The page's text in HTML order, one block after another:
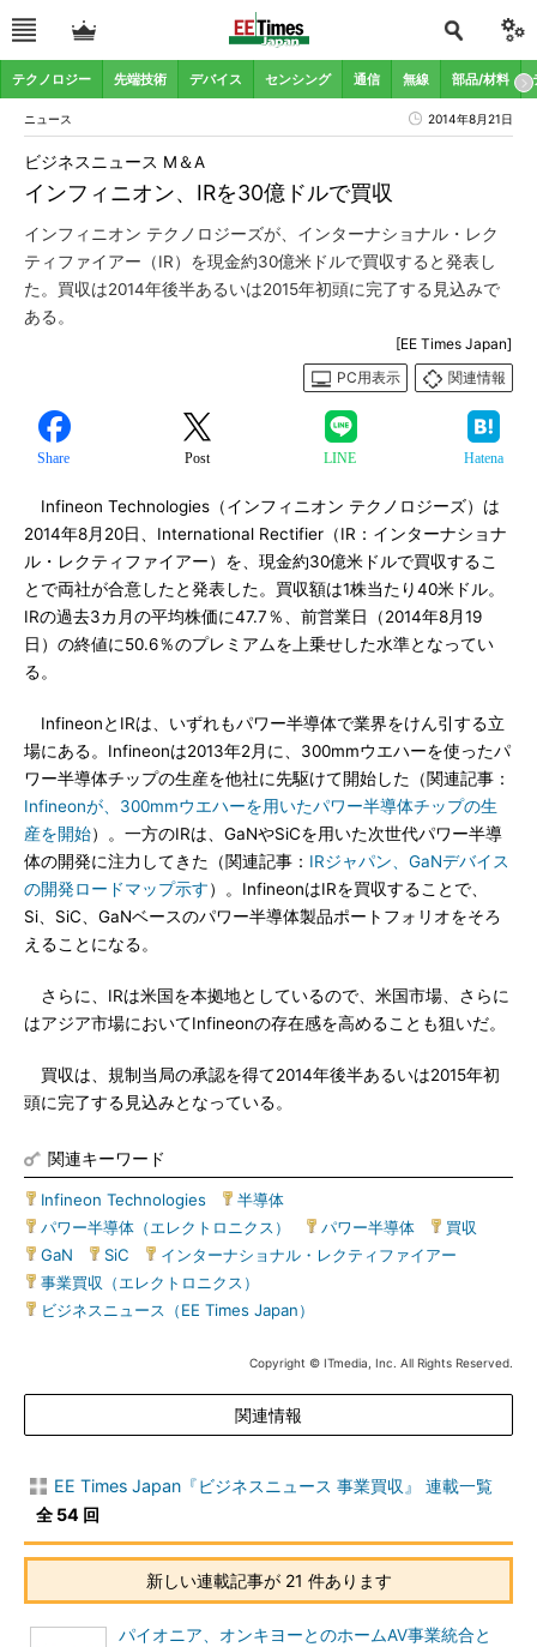
テクノロジー 先端技術 デバイス センシング 通信 無線 部品/材料
ニュース 2014年8月21日
インフィニオン、IRを30億ドルで買収
ビジネスニュース M＆A
インフィニオン テクノロジーズが、インターナショナル・レク
ティファイアー（IR）を現金約30億米ドルで買収すると発表し
た。買収は2014年後半あるいは2015年初頭に完了する見込みで
ある。
[EE Times Japan]
PC用表示
関連情報
Share Post LINE Hatena
Infineon Technologies（インフィニオン テクノロジーズ）は
2014年8月20日、International Rectifier（IR：インターナショナ
ル・レクティファイアー）を、現金約30億米ドルで買収するこ
とで両社が合意したと発表した。買収額は1株当たり40米ドル。
IRの過去3カ月の平均株価に47.7％、前営業日（2014年8月19
日）の終値に50.6％のプレミアムを上乗せした水準となってい
る。
InfineonとIRは、いずれもパワー半導体で業界をけん引する立
場にある。Infineonは2013年2月に、300mmウエハーを使ったパ
ワー半導体チップの生産を他社に先駆けて開始した（関連記事：
Infineonが、300mmウエハーを用いたパワー半導体チップの生
産を開始）。一方のIRは、GaNやSiCを用いた次世代パワー半導
体の開発に注力してきた（関連記事： IRジャパン、GaNデバイス
の開発ロードマップ示す）。InfineonはIRを買収することで、
Si、SiC、GaNベースのパワー半導体製品ポートフォリオをそろ
えることになる。
さらに、IRは米国を本拠地としているので、米国市場、さらに
はアジア市場においてInfineonの存在感を高めることも狙いだ。
買収は、規制当局の承認を得て2014年後半あるいは2015年初
頭に完了する見込みとなっている。
関連キーワード
Infineon Technologies 半導体
パワー半導体（エレクトロニクス）
パワー半導体 買収
GaN
SiC インターナショナル・レクティファイアー
事業買収（エレクトロニクス）
ビジネスニュース（EE Times Japan）
Copyright © ITmedia, Inc. All Rights Reserved.
関連情報
EE Times Japan『ビジネスニュース 事業買収』 連載一覧
全 54 回
新しい連載記事が 21 件あります
パイオニア、オンキヨーとのホームAV事業統合と